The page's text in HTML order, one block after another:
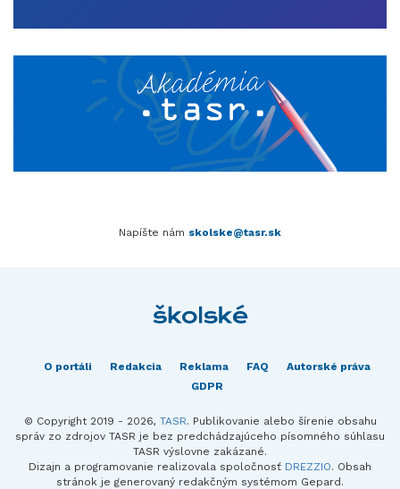
Napíšte nám skolske@tasr.sk
O portáli Redakcia Reklama FAQ
Autorské práva
GDPR
© Copyright 2019 - 2026, TASR. Publikovanie alebo šírenie obsahu
správ zo zdrojov TASR je bez predchádzajúceho písomného súhlasu
TASR výslovne zakázané.
Dizajn a programovanie realizovala spoločnosť DREZZIO. Obsah
stránok je generovaný redakčným systémom Gepard.